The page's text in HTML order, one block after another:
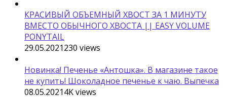
КРАСИВЫЙ ОБЪЕМНЫЙ ХВОСТ ЗА 1 МИНУТУ
ВМЕСТО ОБЫЧНОГО ХВОСТА || EASY VOLUME
PONYTAIL
29.05.2021230 views
Новинка! Печенье «Антошка». В магазине такое
не купить! Шоколадное печенье к чаю. Выпечка
08.05.20214Kviews